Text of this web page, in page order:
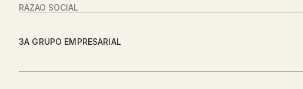
RAZÃO SOCIAL
3A GRUPO EMPRESARIAL